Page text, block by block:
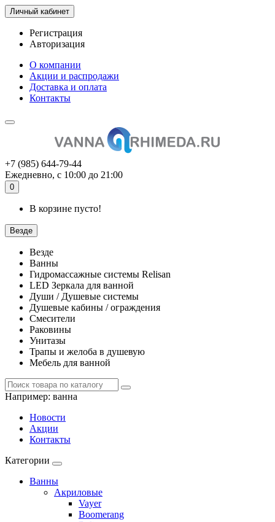
Личный кабинет
Регистрация
Авторизация
О компании
Акции и распродажи
Доставка и оплата
Контакты
+7 (985) 644-79-44
Ежедневно, с 10:00 до 21:00
0
В корзине пусто!
Везде
Везде
Ванны
Гидромассажные системы Relisan
LED Зеркала для ванной
Души / Душевые системы
Душевые кабины / ограждения
Смесители
Раковины
Унитазы
Трапы и желоба в душевую
Мебель для ванной
Например: ванна
Новости
Акции
Контакты
Категории
Ванны
Акриловые
Vayer
Boomerang